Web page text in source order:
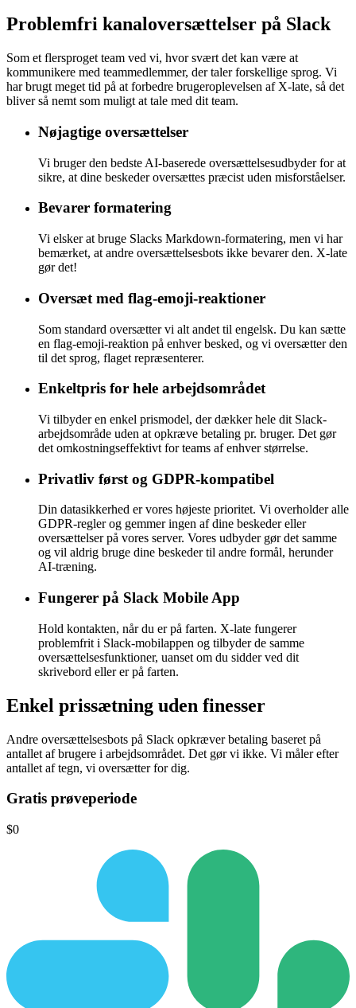
Problemfri kanaloversættelser på Slack
Som et flersproget team ved vi, hvor svært det kan være at
kommunikere med teammedlemmer, der taler forskellige sprog. Vi
har brugt meget tid på at forbedre brugeroplevelsen af X-late, så det
bliver så nemt som muligt at tale med dit team.
Nøjagtige oversættelser
Vi bruger den bedste AI-baserede oversættelsesudbyder for at
sikre, at dine beskeder oversættes præcist uden misforståelser.
Bevarer formatering
Vi elsker at bruge Slacks Markdown-formatering, men vi har
bemærket, at andre oversættelsesbots ikke bevarer den. X-late
gør det!
Oversæt med flag-emoji-reaktioner
Som standard oversætter vi alt andet til engelsk. Du kan sætte
en flag-emoji-reaktion på enhver besked, og vi oversætter den
til det sprog, flaget repræsenterer.
Enkeltpris for hele arbejdsområdet
Vi tilbyder en enkel prismodel, der dækker hele dit Slack-
arbejdsområde uden at opkræve betaling pr. bruger. Det gør
det omkostningseffektivt for teams af enhver størrelse.
Privatliv først og GDPR-kompatibel
Din datasikkerhed er vores højeste prioritet. Vi overholder alle
GDPR-regler og gemmer ingen af dine beskeder eller
oversættelser på vores server. Vores udbyder gør det samme
og vil aldrig bruge dine beskeder til andre formål, herunder
AI-træning.
Fungerer på Slack Mobile App
Hold kontakten, når du er på farten. X-late fungerer
problemfrit i Slack-mobilappen og tilbyder de samme
oversættelsesfunktioner, uanset om du sidder ved dit
skrivebord eller er på farten.
Enkel prissætning uden finesser
Andre oversættelsesbots på Slack opkræver betaling baseret på
antallet af brugere i arbejdsområdet. Det gør vi ikke. Vi måler efter
antallet af tegn, vi oversætter for dig.
Gratis prøveperiode
$0